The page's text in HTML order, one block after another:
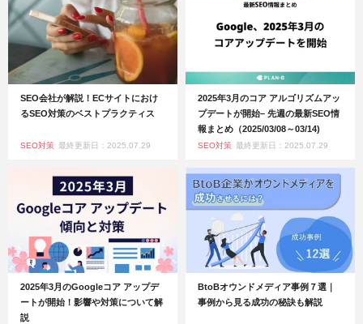
SEO会社が解説！ECサイトにおけ
るSEO対策のベストプラクティス
SEO対策 最終更新日：2025.07.29
2025年3月のコア アルゴリズムアッ
プデートが開始– 先週の最新SEO情
報まとめ（2025/03/08～03/14)
SEO対策 最終更新日：2025.07.29
2025年3月のGoogleコア アップデ
ートが開始！影響や対策について解
説
BtoBオウンドメディア事例７選｜
事例から見る成功の秘訣も解説